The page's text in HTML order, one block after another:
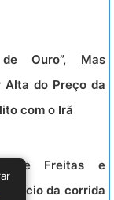
Ouro”, Mas
Alta do Preço da
com o Irã
de Freitas e
o início da corrida